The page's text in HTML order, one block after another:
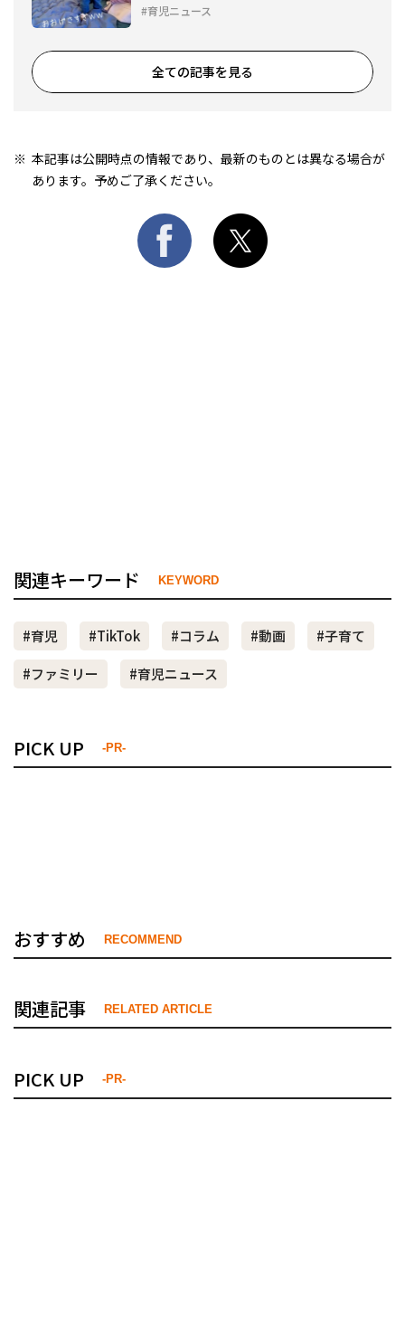
育児ニュース
全ての記事を見る
本記事は公開時点の情報であり、最新のものとは異なる場合が
あります。予めご了承ください。
関連キーワード KEYWORD
#育児 #TikTok #コラム #動画
#子育て
#ファミリー
#育児ニュース
PICK UP -PR-
おすすめ RECOMMEND
関連記事 RELATED ARTICLE
PICK UP -PR-